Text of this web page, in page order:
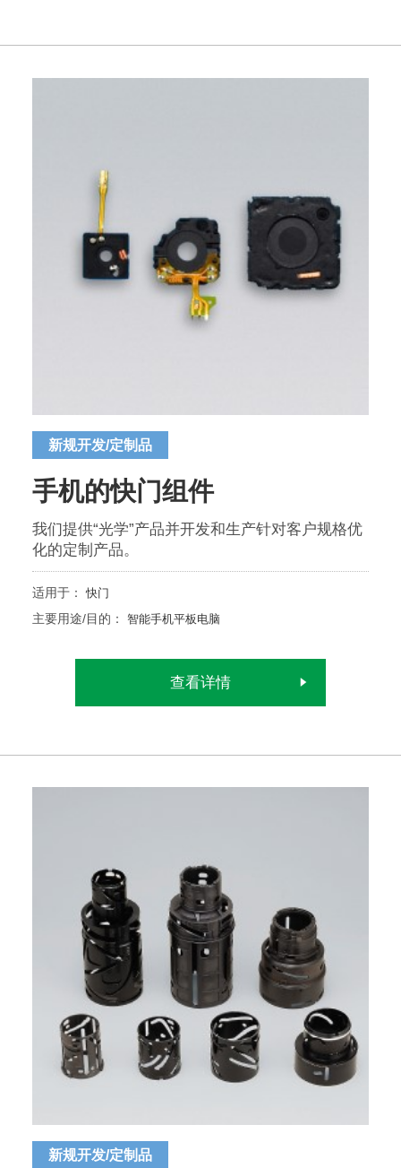
新规开发/定制品
手机的快门组件
我们提供“光学”产品并开发和生产针对客户规格优
化的定制产品。
适用于：快门
主要用途/目的： 智能手机平板电脑
查看详情
新规开发/定制品